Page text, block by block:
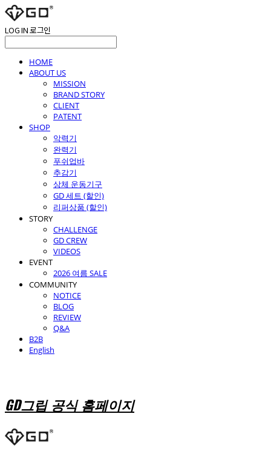
LOG IN로그인
HOME
ABOUT US
MISSION
BRAND STORY
CLIENT
PATENT
SHOP
악력기
완력기
푸쉬업바
추감기
상체 운동기구
GD 세트 (할인)
리퍼상품 (할인)
STORY
CHALLENGE
GD CREW
VIDEOS
EVENT
2026 여름 SALE
COMMUNITY
NOTICE
BLOG
REVIEW
Q&A
B2B
English
GD그립 공식 홈페이지